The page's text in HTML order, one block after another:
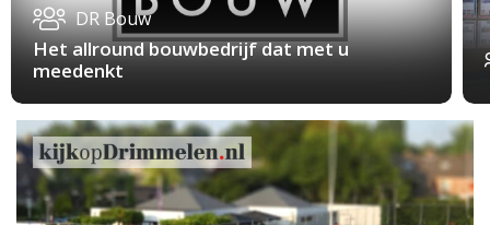
DR Bouw
Het allround bouwbedrijf dat met u
meedenkt